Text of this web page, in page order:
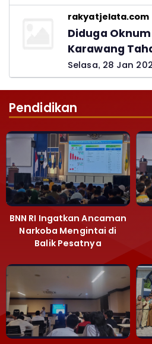
rakyatjelata.com
Diduga Oknum
Karawang
Pemohon PTSL
Selasa, 28 Jan
Pendidikan
BNN RI Ingatkan Ancaman
Narkoba Mengintai di
Balik Pesatnya
Majalengka